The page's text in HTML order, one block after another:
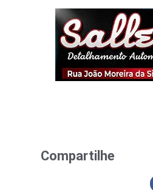
Compartilhe